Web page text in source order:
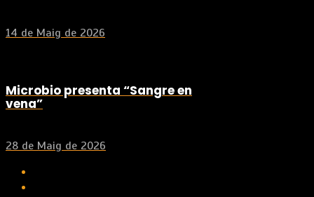
14 de Maig de 2026
Microbio presenta “Sangre en
vena”
28 de Maig de 2026